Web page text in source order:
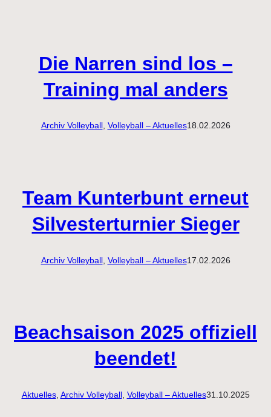
Die Narren sind los –
Training mal anders
Archiv Volleyball, Volleyball – Aktuelles18.02.2026
Team Kunterbunt erneut
Silvesterturnier Sieger
Archiv Volleyball, Volleyball – Aktuelles17.02.2026
Beachsaison 2025 offiziell
beendet!
Aktuelles, Archiv Volleyball, Volleyball – Aktuelles31.10.2025